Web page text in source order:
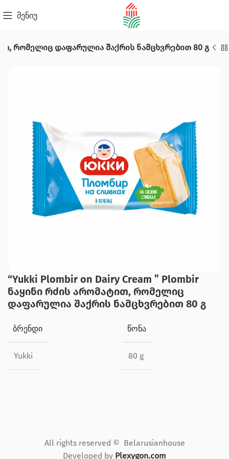
მენიუ
რომელიც დაფარულია შაქრის ნამცხვრებით 80 გ
“Yukki Plombir on Dairy Cream ” Plombir
ნაყინი რძის არომატით, რომელიც
დაფარულია შაქრის ნამცხვრებით 80 გ
ᲑᲠᲔᲜᲓᲘ
Yukki
ᲬᲝᲜᲐ
80 g
All rights reserved © Belarusianhouse
Developed by Plexygon.com